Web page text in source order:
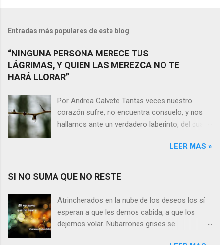
Entradas más populares de este blog
“NINGUNA PERSONA MERECE TUS
LÁGRIMAS, Y QUIEN LAS MEREZCA NO TE
HARÁ LLORAR”
Por Andrea Calvete Tantas veces nuestro
corazón sufre, no encuentra consuelo, y nos
hallamos ante un verdadero laberinto, del cual
razones pierden el sentido, y las respuestas se
alejan tan distantes que no alcanzamos a
nuestras lágrimas?, quizás quien esté
Por otra parte, si nos ponemos a pensar en
algún momento de la vida todos hemos sufrido
por causa de una persona. Entonces ¿cómo
LEER MAS »
SI NO SUMA QUE NO RESTE
Atrincherados en la nube de los deseos los sí
esperan a que les demos cabida, a que los
dejemos volar. Nubarrones grises se